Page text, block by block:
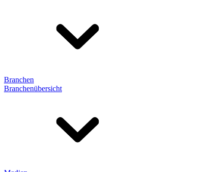
Branchen
Branchenübersicht